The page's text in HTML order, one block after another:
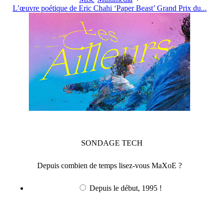
L’œuvre poétique de Eric Chahi ‘Paper Beast’ Grand Prix du...
SONDAGE TECH
Depuis combien de temps lisez-vous MaXoE ?
Depuis le début, 1995 !